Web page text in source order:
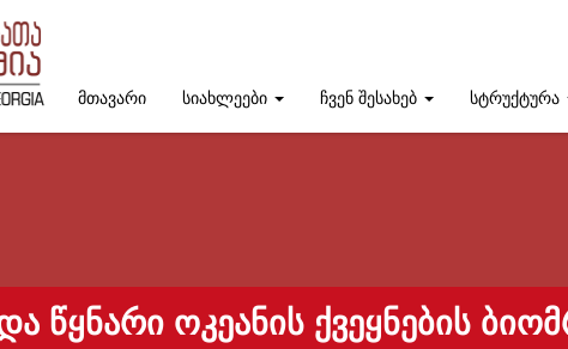
მთავარი სიახლეები ჩვენ შესახებ სტრუქტურა
ᲬᲧᲜᲐᲠᲘ ᲝᲙᲔᲐᲜᲘᲡ ᲥᲕᲔᲧᲜᲔᲑᲘᲡ